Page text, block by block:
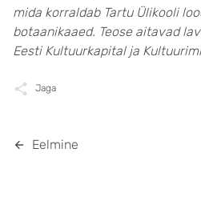
mida korraldab Tartu Ülikooli
botaanikaaed. Teose aitavad
Eesti Kultuurkapital ja
Jaga
Eelmine